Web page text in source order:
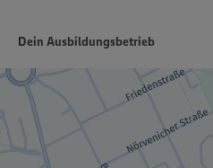
Dein Ausbildungsbetrieb